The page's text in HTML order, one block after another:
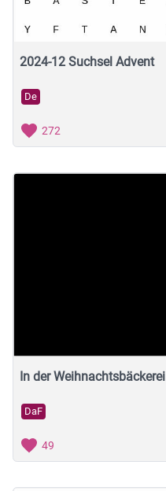
2024-12 Suchsel Advent
De
272
In der Weihnachtsbäckerei
DaF
49